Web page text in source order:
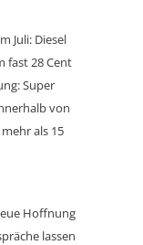
Juli: Diesel
fast 28 Cent
Super
von
als 15
Hoffnung
lassen